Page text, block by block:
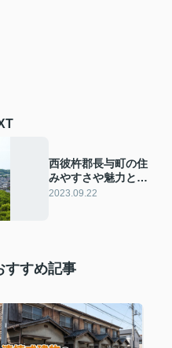
西彼杵郡長与町の住
みやすさや魅力と
は？子育てしやすい
2023.09.22
すすめ記事